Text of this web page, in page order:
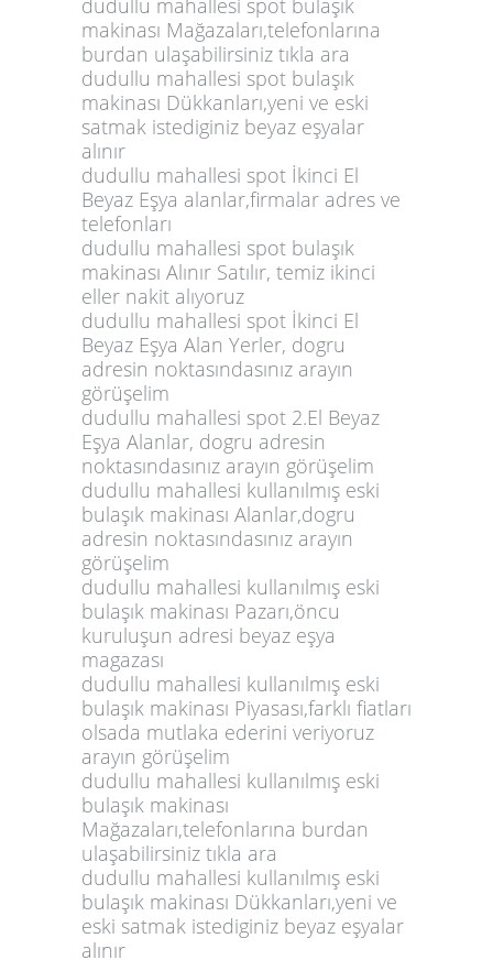
makinası Mağazaları,telefonlarına
burdan ulaşabilirsiniz tıkla ara
dudullu mahallesi spot bulaşık
makinası Dükkanları,yeni ve eski
satmak istediginiz beyaz eşyalar
alınır
dudullu mahallesi spot İkinci El
Beyaz Eşya alanlar,firmalar adres ve
telefonları
dudullu mahallesi spot bulaşık
makinası Alınır Satılır, temiz ikinci
eller nakit alıyoruz
dudullu mahallesi spot İkinci El
Beyaz Eşya Alan Yerler, dogru
adresin noktasındasınız arayın
görüşelim
dudullu mahallesi spot 2.El Beyaz
Eşya Alanlar, dogru adresin
noktasındasınız arayın görüşelim
dudullu mahallesi kullanılmış eski
bulaşık makinası Alanlar,dogru
adresin noktasındasınız arayın
görüşelim
dudullu mahallesi kullanılmış eski
bulaşık makinası Pazarı,öncu
kuruluşun adresi beyaz eşya
magazası
dudullu mahallesi kullanılmış eski
bulaşık makinası Piyasası,farklı fiatları
olsada mutlaka ederini veriyoruz
arayın görüşelim
dudullu mahallesi kullanılmış eski
bulaşık makinası
Mağazaları,telefonlarına burdan
ulaşabilirsiniz tıkla ara
dudullu mahallesi kullanılmış eski
bulaşık makinası Dükkanları,yeni ve
eski satmak istediginiz beyaz eşyalar
alınır